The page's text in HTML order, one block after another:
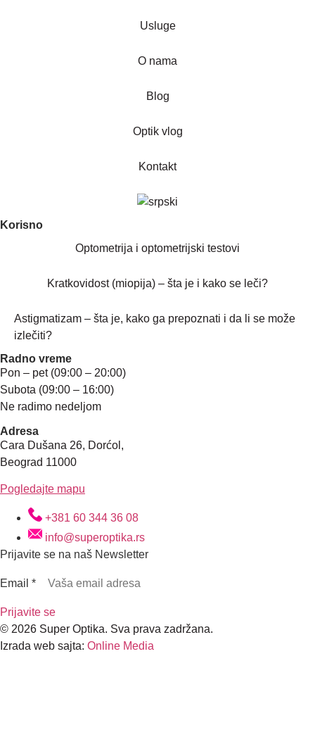
Usluge
O nama
Blog
Optik vlog
Kontakt
Korisno
Optometrija i optometrijski testovi
Kratkovidost (miopija) – šta je i kako se leči?
Astigmatizam – šta je, kako ga prepoznati i da li se može
izlečiti?
Radno vreme
Pon – pet (09:00 – 20:00)
Subota (09:00 – 16:00)
Ne radimo nedeljom
Adresa
Cara Dušana 26, Dorćol,
Beograd 11000
Pogledajte mapu
+381 60 344 36 08
info@superoptika.rs
Prijavite se na naš Newsletter
Email *
Prijavite se
© 2026 Super Optika. Sva prava zadržana.
Izrada web sajta: Online Media